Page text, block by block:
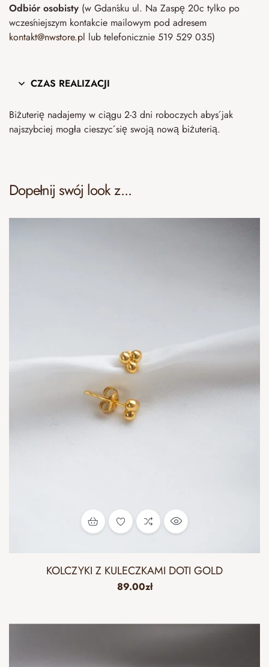
Odbiór osobisty (w Gdańsku ul. Na Zaspę 20c tylko po
wcześniejszym kontakcie mailowym pod adresem
kontakt@nwstore.pl lub telefonicznie 519 529 035)
CZAS REALIZACJI
Biżuterię nadajemy w ciągu 2-3 dni roboczych abyś jak
najszybciej mogła cieszyć się swoją nową biżuterią.
Dopełnij swój look z...
KOLCZYKI Z KULECZKAMI DOTI GOLD
89.00zł